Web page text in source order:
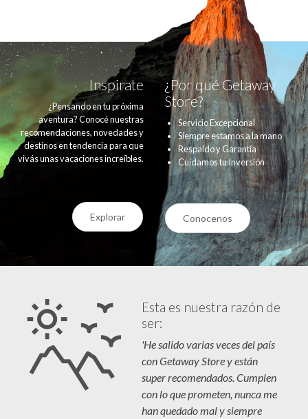
Inspirate
¿Pensando en tu próxima
aventura? Conocé nuestras
recomendaciones, novedades y
destinos en tendencia para que
vivás unas vacaciones increíbles.
¿Por qué Getaway
Store?
Servicio Excepcional
Siempre estamos a la mano
Respaldo y Garantía
Cuidamos tu Inversión
Explorar Conocenos
Esta es nuestra razón de
ser:
'He salido varias veces del país
con Getaway Store y están
super recomendados. Cumplen
con lo que prometen, nunca me
han quedado mal y siempre